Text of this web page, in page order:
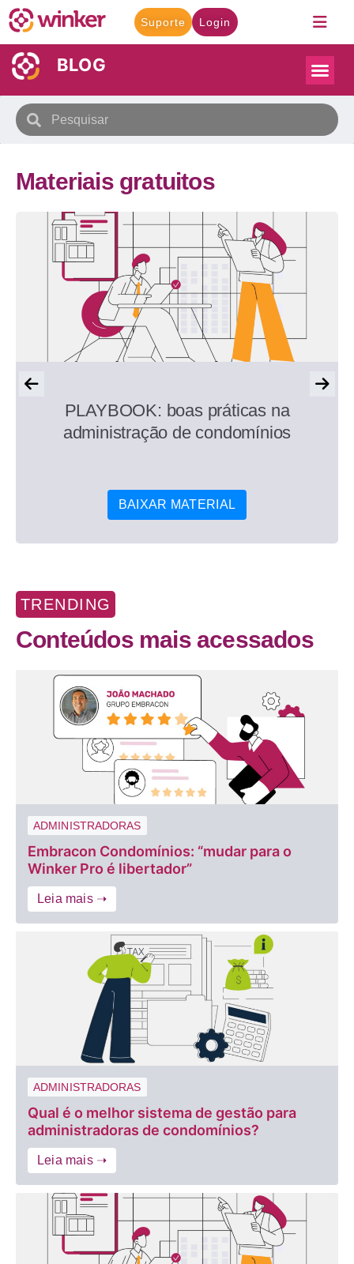
Suporte Login
BLOG
Materiais gratuitos
PLAYBOOK: boas práticas na
administração de condomínios
BAIXAR MATERIAL
TRENDING
Conteúdos mais acessados
ADMINISTRADORAS
Embracon Condomínios: “mudar para o
Winker Pro é libertador”
Leia mais ➝
ADMINISTRADORAS
Qual é o melhor sistema de gestão para
administradoras de condomínios?
Leia mais ➝